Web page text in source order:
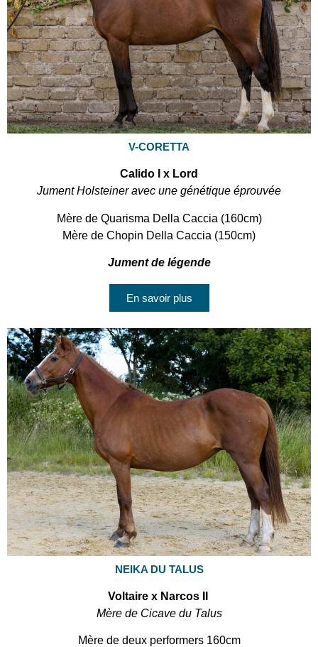
V-CORETTA
Calido I x Lord
Jument Holsteiner avec une génétique éprouvée
Mère de Quarisma Della Caccia (160cm)
Mère de Chopin Della Caccia (150cm)
Jument de légende
En savoir plus
NEIKA DU TALUS
Voltaire x Narcos II
Mère de Cicave du Talus
Mère de deux performers 160cm